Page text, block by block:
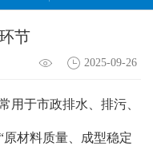
节
2025-09-26
于市政排水、排污、
材料质量、成型稳定